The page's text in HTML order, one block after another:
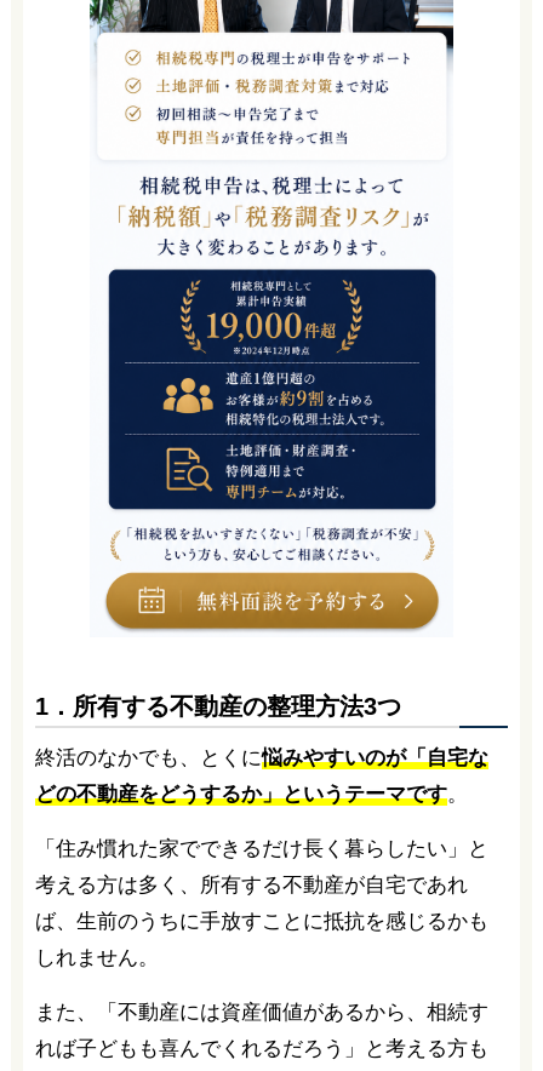
1．所有する不動産の整理方法3つ
終活のなかでも、とくに悩みやすいのが「自宅な
どの不動産をどうするか」というテーマです。
「住み慣れた家でできるだけ長く暮らしたい」と
考える方は多く、所有する不動産が自宅であれ
ば、生前のうちに手放すことに抵抗を感じるかも
しれません。
また、「不動産には資産価値があるから、相続す
れば子どもも喜んでくれるだろう」と考える方も